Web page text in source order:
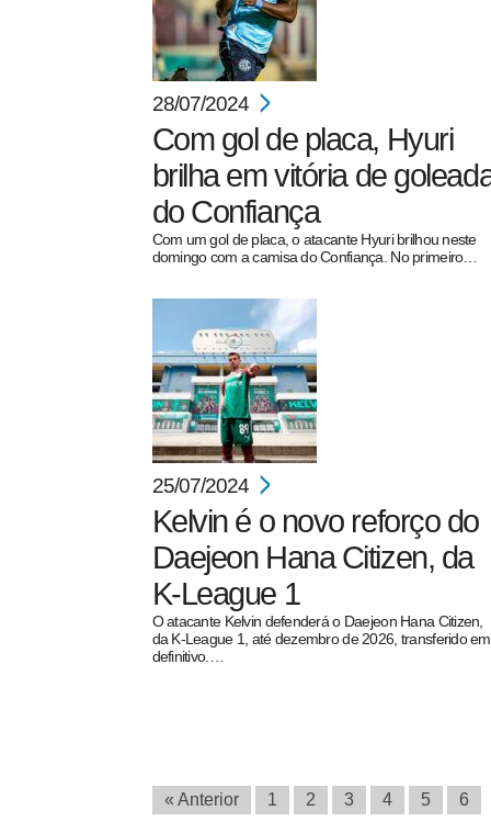
28/07/2024
Com gol de placa, Hyuri
brilha em vitória de
do Confiança
Com um gol de placa, o atacante Hyuri brilhou neste
domingo com a camisa do Confiança. No primeiro…
25/07/2024
Kelvin é o novo reforço do
Daejeon Hana Citizen, da
K-League 1
O atacante Kelvin defenderá o Daejeon Hana Citizen,
da K-League 1, até dezembro de 2026, transferido em
definitivo.…
« Anterior 1 2 3 4 5 6